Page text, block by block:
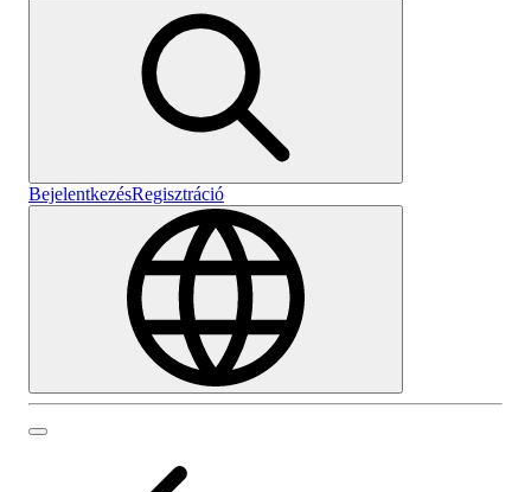
BejelentkezésRegisztráció